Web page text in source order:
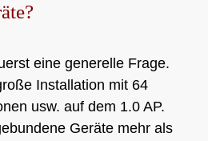
eine generelle Frage.
Installation mit 64
usw. auf dem 1.0 AP.
Geräte mehr als